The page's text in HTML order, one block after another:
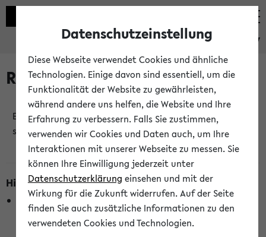
eKVV
Raumänderungen
Es wurden keine Raumänderungen an jetzt
stattfindenden Veranstaltungen gefunden!
Hinweise zur Liste der Raumänderungen
In dieser Liste werden nur Veranstaltungstermine
berücksichtigt, die gerade oder innerhalb der nächsten 2
Stunden stattfinden. Berücksichtigt werden nur Termine,
Datenschutzeinstellung
Diese Webseite verwendet Cookies und ähnliche
Technologien. Einige davon sind essentiell, um die
Funktionalität der Website zu gewährleisten,
während andere uns helfen, die Website und Ihre
Erfahrung zu verbessern. Falls Sie zustimmen,
verwenden wir Cookies und Daten auch, um Ihre
Interaktionen mit unserer Webseite zu messen. Sie
können Ihre Einwilligung jederzeit unter
Datenschutzerklärung einsehen und mit der
Wirkung für die Zukunft widerrufen. Auf der Seite
finden Sie auch zusätzliche Informationen zu den
verwendeten Cookies und Technologien.